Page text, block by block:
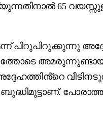
65
പിറുപിറുക്കുന്നു